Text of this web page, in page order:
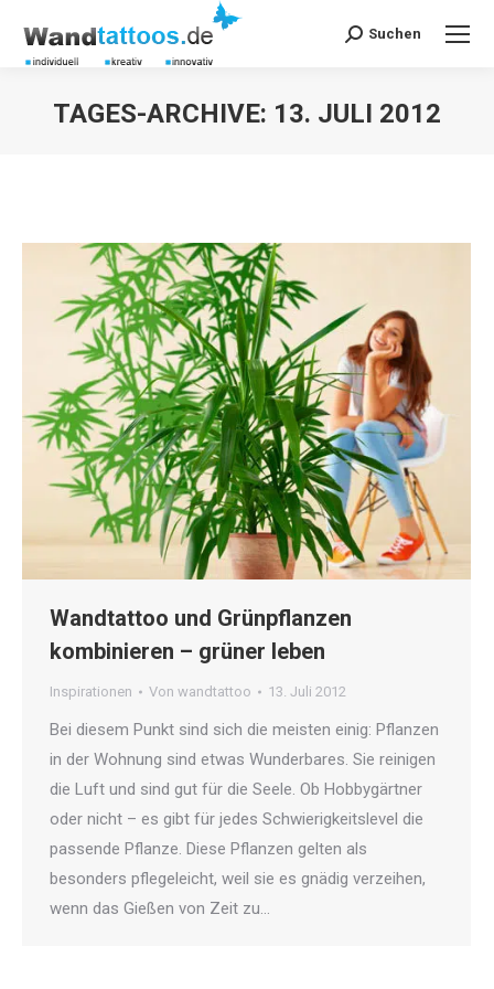
Search:
Suchen
TAGES-ARCHIVE: 13. JULI 2012
Wandtattoo und Grünpflanzen
kombinieren – grüner leben
Inspirationen Von wandtattoo 13. Juli 2012
Bei diesem Punkt sind sich die meisten einig: Pflanzen
in der Wohnung sind etwas Wunderbares. Sie reinigen
die Luft und sind gut für die Seele. Ob Hobbygärtner
oder nicht – es gibt für jedes Schwierigkeitslevel die
passende Pflanze. Diese Pflanzen gelten als
besonders pflegeleicht, weil sie es gnädig verzeihen,
wenn das Gießen von Zeit zu…